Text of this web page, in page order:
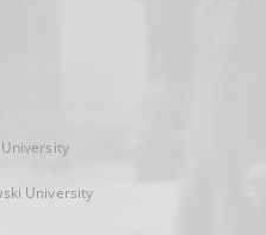
University